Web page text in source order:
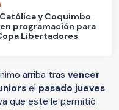
y Coquimbo
programación para
Libertadores
arriba tras vencer
el pasado jueves
que este le permitió